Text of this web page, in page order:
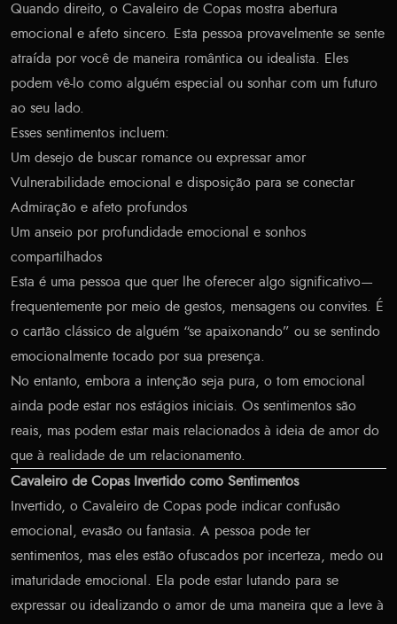
Quando direito, o Cavaleiro de Copas mostra abertura
emocional e afeto sincero. Esta pessoa provavelmente se sente
atraída por você de maneira romântica ou idealista. Eles
podem vê-lo como alguém especial ou sonhar com um futuro
ao seu lado.
Esses sentimentos incluem:
Um desejo de buscar romance ou expressar amor
Vulnerabilidade emocional e disposição para se conectar
Admiração e afeto profundos
Um anseio por profundidade emocional e sonhos
compartilhados
Esta é uma pessoa que quer lhe oferecer algo significativo—
frequentemente por meio de gestos, mensagens ou convites. É
o cartão clássico de alguém “se apaixonando” ou se sentindo
emocionalmente tocado por sua presença.
No entanto, embora a intenção seja pura, o tom emocional
ainda pode estar nos estágios iniciais. Os sentimentos são
reais, mas podem estar mais relacionados à ideia de amor do
que à realidade de um relacionamento.
Cavaleiro de Copas Invertido como Sentimentos
Invertido, o Cavaleiro de Copas pode indicar confusão
emocional, evasão ou fantasia. A pessoa pode ter
sentimentos, mas eles estão ofuscados por incerteza, medo ou
imaturidade emocional. Ela pode estar lutando para se
expressar ou idealizando o amor de uma maneira que a leve à